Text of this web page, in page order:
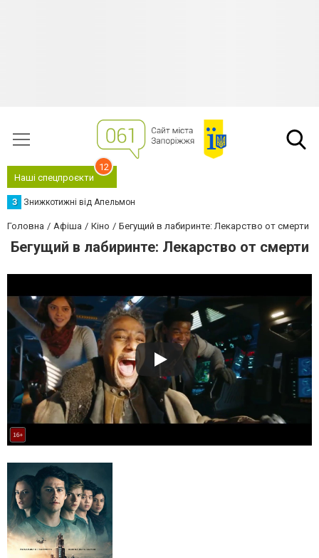
Наші спецпроєкти
12
З Знижкотижні від Апельмон
Головна Афіша Кіно Бегущий в лабиринте: Лекарство от смерти
Бегущий в лабиринте: Лекарство от смерти